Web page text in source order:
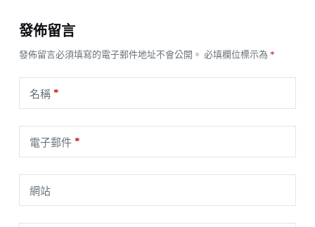
發佈留言
發佈留言必須填寫的電子郵件地址不會公開。 必填欄位標示為 *
名稱 *
電子郵件*
網站